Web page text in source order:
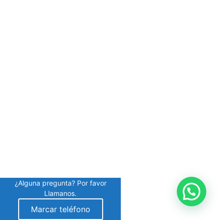
¿Alguna pregunta? Por favor
Llamanos.
Marcar teléfono